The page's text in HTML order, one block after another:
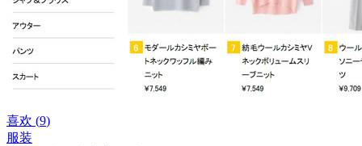
喜欢 (9)
服装